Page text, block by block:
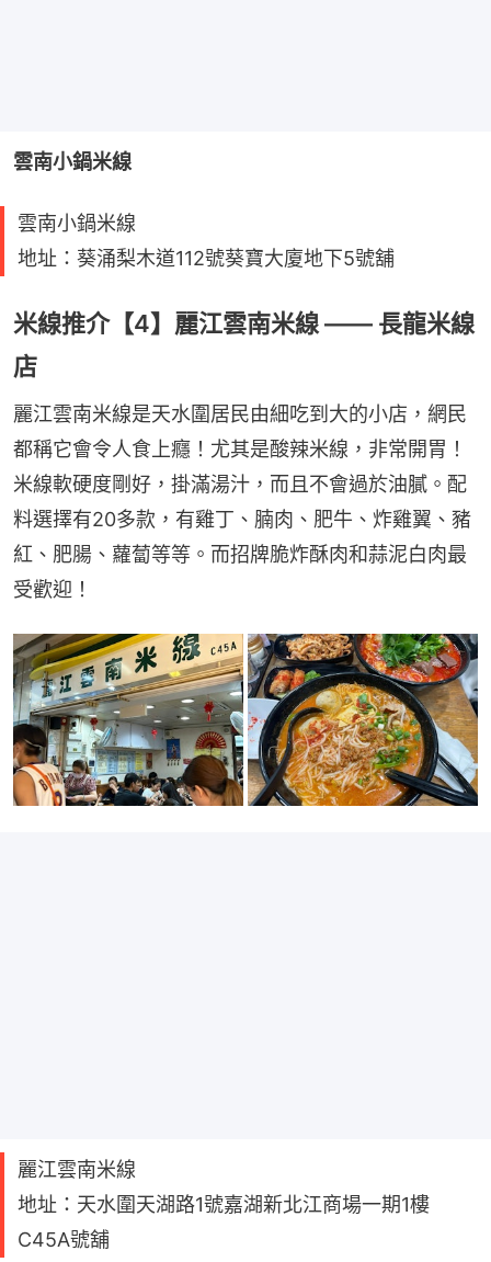
雲南小鍋米線
雲南小鍋米線
地址：葵涌梨木道112號葵寶大廈地下5號舖
米線推介【4】麗江雲南米線 —— 長龍米線
店
麗江雲南米線是天水圍居民由細吃到大的小店，網民
都稱它會令人食上癮！尤其是酸辣米線，非常開胃！
米線軟硬度剛好，掛滿湯汁，而且不會過於油膩。配
料選擇有20多款，有雞丁、腩肉、肥牛、炸雞翼、豬
紅、肥腸、蘿蔔等等。而招牌脆炸酥肉和蒜泥白肉最
受歡迎！
麗江雲南米線
地址：天水圍天湖路1號嘉湖新北江商場一期1樓
C45A號舖